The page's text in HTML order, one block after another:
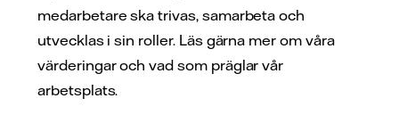
medarbetare ska trivas, samarbeta och
utvecklas i sin roller. Läs gärna mer om våra
värderingar och vad som präglar vår
arbetsplats.